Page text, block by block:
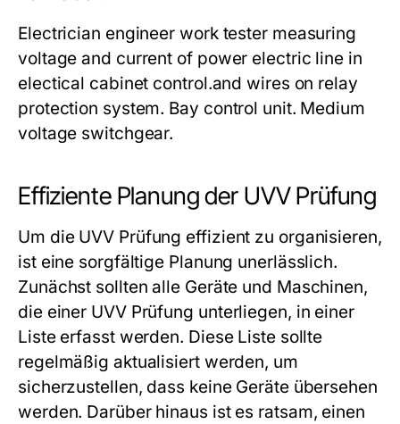
Electrician engineer work tester measuring
voltage and current of power electric line in
electical cabinet control.and wires on relay
protection system. Bay control unit. Medium
voltage switchgear.
Effiziente Planung der UVV Prüfung
Um die UVV Prüfung effizient zu organisieren,
ist eine sorgfältige Planung unerlässlich.
Zunächst sollten alle Geräte und Maschinen,
die einer UVV Prüfung unterliegen, in einer
Liste erfasst werden. Diese Liste sollte
regelmäßig aktualisiert werden, um
sicherzustellen, dass keine Geräte übersehen
werden. Darüber hinaus ist es ratsam, einen